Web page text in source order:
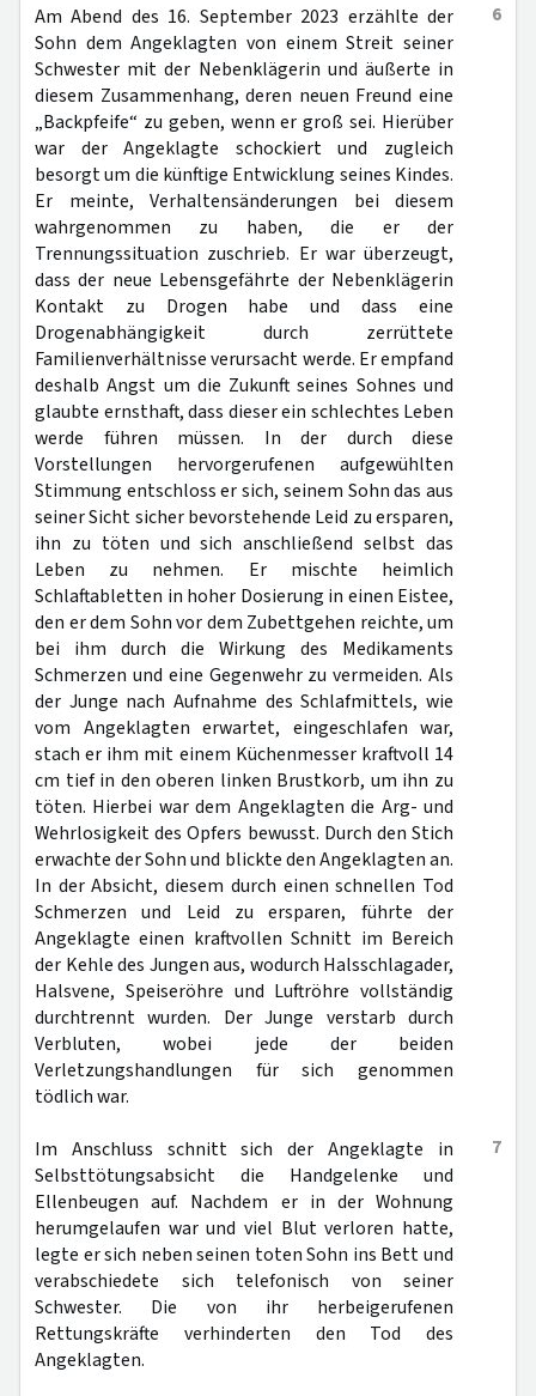
6
Am Abend des 16. September 2023 erzählte der
Sohn dem Angeklagten von einem Streit seiner
Schwester mit der Nebenklägerin und äußerte in
diesem Zusammenhang, deren neuen Freund eine
„Backpfeife“ zu geben, wenn er groß sei. Hierüber
war der Angeklagte schockiert und zugleich
besorgt um die künftige Entwicklung seines Kindes.
Er meinte, Verhaltensänderungen bei diesem
wahrgenommen zu haben, die er der
Trennungssituation zuschrieb. Er war überzeugt,
dass der neue Lebensgefährte der Nebenklägerin
Kontakt zu Drogen habe und dass eine
Drogenabhängigkeit durch zerrüttete
Familienverhältnisse verursacht werde. Er empfand
deshalb Angst um die Zukunft seines Sohnes und
glaubte ernsthaft, dass dieser ein schlechtes Leben
werde führen müssen. In der durch diese
Vorstellungen hervorgerufenen aufgewühlten
Stimmung entschloss er sich, seinem Sohn das aus
seiner Sicht sicher bevorstehende Leid zu ersparen,
ihn zu töten und sich anschließend selbst das
Leben zu nehmen. Er mischte heimlich
Schlaftabletten in hoher Dosierung in einen Eistee,
den er dem Sohn vor dem Zubettgehen reichte, um
bei ihm durch die Wirkung des Medikaments
Schmerzen und eine Gegenwehr zu vermeiden. Als
der Junge nach Aufnahme des Schlafmittels, wie
vom Angeklagten erwartet, eingeschlafen war,
stach er ihm mit einem Küchenmesser kraftvoll 14
cm tief in den oberen linken Brustkorb, um ihn zu
töten. Hierbei war dem Angeklagten die Arg- und
Wehrlosigkeit des Opfers bewusst. Durch den Stich
erwachte der Sohn und blickte den Angeklagten an.
In der Absicht, diesem durch einen schnellen Tod
Schmerzen und Leid zu ersparen, führte der
Angeklagte einen kraftvollen Schnitt im Bereich
der Kehle des Jungen aus, wodurch Halsschlagader,
Halsvene, Speiseröhre und Luftröhre vollständig
durchtrennt wurden. Der Junge verstarb durch
Verbluten, wobei jede der beiden
Verletzungshandlungen für sich genommen
tödlich war.
7
Im Anschluss schnitt sich der Angeklagte in
Selbsttötungsabsicht die Handgelenke und
Ellenbeugen auf. Nachdem er in der Wohnung
herumgelaufen war und viel Blut verloren hatte,
legte er sich neben seinen toten Sohn ins Bett und
verabschiedete sich telefonisch von seiner
Schwester. Die von ihr herbeigerufenen
Rettungskräfte verhinderten den Tod des
Angeklagten.